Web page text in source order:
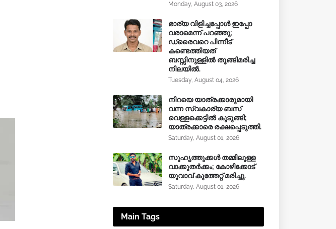
Monday, August 03, 2026
ഭാര്യ വിളിച്ചപ്പോള്‍ ഇപ്പോ
വരാമെന്ന് പറഞ്ഞു;
ഡ്രൈവറെ പിന്നീട്
കണ്ടെത്തിയത്
ബസ്സിനുള്ളില്‍ തൂങ്ങിമരിച്ച
നിലയിൽ.
Tuesday, August 04, 2026
നിറയെ യാത്രക്കാരുമായി
വന്ന സ്വകാര്യ ബസ്
വെള്ളക്കെട്ടിൽ കുടുങ്ങി;
യാത്രക്കാരെ രക്ഷപ്പെടുത്തി.
Saturday, August 01, 2026
സുഹൃത്തുക്കൾ തമ്മിലുള്ള
വാക്കുതർക്കം; കോഴിക്കോട്
യുവാവ് കുത്തേറ്റ് മരിച്ചു.
Saturday, August 01, 2026
Main Tags